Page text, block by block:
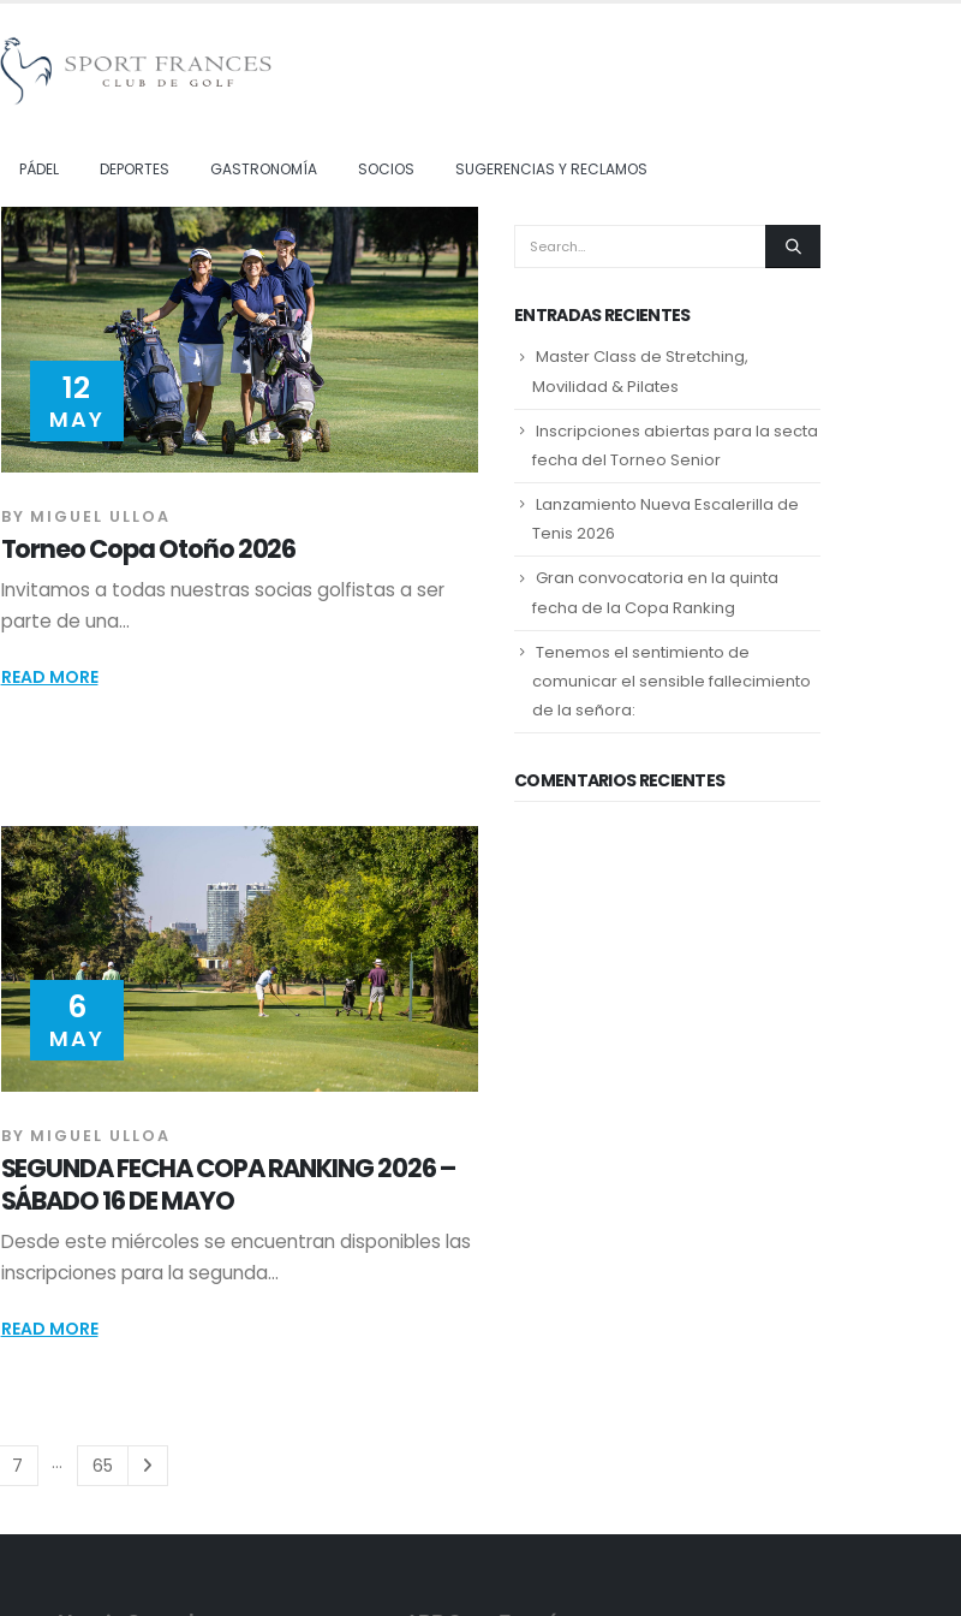
PÁDEL DEPORTES GASTRONOMÍA SOCIOS SUGERENCIAS Y RECLAMOS
12
MAY
BY MIGUEL ULLOA
Torneo Copa Otoño 2026
Invitamos a todas nuestras socias golfistas a ser
parte de una...
READ MORE
6
MAY
BY MIGUEL ULLOA
SEGUNDA FECHA COPA RANKING 2026 –
SÁBADO 16 DE MAYO
Desde este miércoles se encuentran disponibles las
inscripciones para la segunda...
READ MORE
7 … 65
ENTRADAS RECIENTES
Master Class de Stretching,
Movilidad & Pilates
Inscripciones abiertas para la secta
fecha del Torneo Senior
Lanzamiento Nueva Escalerilla de
Tenis 2026
Gran convocatoria en la quinta
fecha de la Copa Ranking
Tenemos el sentimiento de
comunicar el sensible fallecimiento
de la señora:
COMENTARIOS RECIENTES